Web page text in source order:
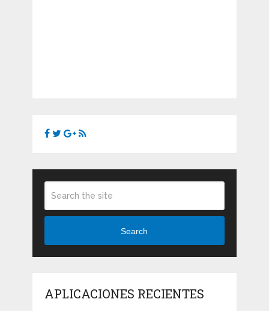
Search
APLICACIONES RECIENTES